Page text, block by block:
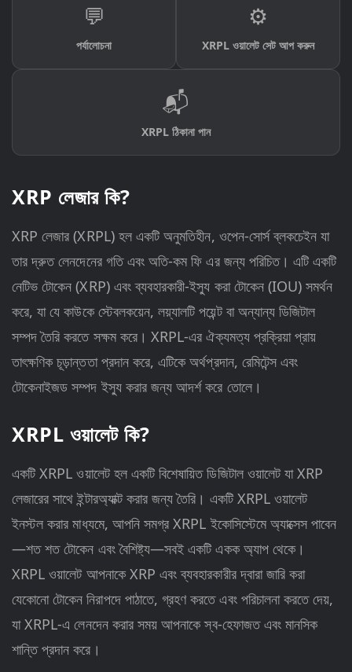
💬
পর্যালোচনা
⚙️
XRPL ওয়ালেট সেট আপ করুন
📬
XRPL ঠিকানা পান
XRP লেজার কি?
XRP লেজার (XRPL) হল একটি অনুমতিহীন, ওপেন-সোর্স ব্লকচেইন যা
তার দ্রুত লেনদেনের গতি এবং অতি-কম ফি এর জন্য পরিচিত। এটি একটি
নেটিভ টোকেন (XRP) এবং ব্যবহারকারী-ইস্যু করা টোকেন (IOU) সমর্থন
করে, যা যে কাউকে স্টেবলকয়েন, লয়্যালটি পয়েন্ট বা অন্যান্য ডিজিটাল
সম্পদ তৈরি করতে সক্ষম করে। XRPL-এর ঐক্যমত্য প্রক্রিয়া প্রায়
তাৎক্ষণিক চূড়ান্ততা প্রদান করে, এটিকে অর্থপ্রদান, রেমিটেন্স এবং
টোকেনাইজড সম্পদ ইস্যু করার জন্য আদর্শ করে তোলে।
XRPL ওয়ালেট কি?
একটি XRPL ওয়ালেট হল একটি বিশেষায়িত ডিজিটাল ওয়ালেট যা XRP
লেজারের সাথে ইন্টারঅ্যাক্ট করার জন্য তৈরি। একটি XRPL ওয়ালেট
ইনস্টল করার মাধ্যমে, আপনি সমগ্র XRPL ইকোসিস্টেমে অ্যাক্সেস পাবেন
—শত শত টোকেন এবং বৈশিষ্ট্য—সবই একটি একক অ্যাপ থেকে।
XRPL ওয়ালেট আপনাকে XRP এবং ব্যবহারকারীর দ্বারা জারি করা
যেকোনো টোকেন নিরাপদে পাঠাতে, গ্রহণ করতে এবং পরিচালনা করতে দেয়,
যা XRPL-এ লেনদেন করার সময় আপনাকে স্ব-হেফাজত এবং মানসিক
শান্তি প্রদান করে।